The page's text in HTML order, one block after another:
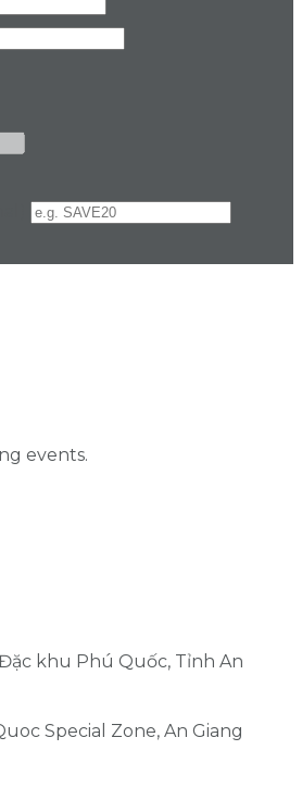
events.
khu Phú Quốc, Tỉnh An
Special Zone, An Giang